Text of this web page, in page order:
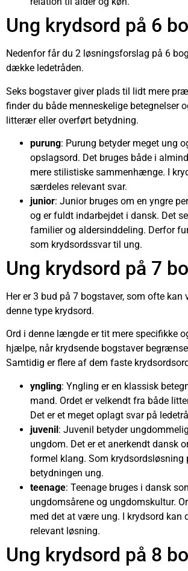
Ung krydsord på 6
Nedenfor får du 2 løsningsforslag på 6
dække ledetråden.
Seks bogstaver giver plads til lidt mere
finder du både menneskelige betegnelser
litterær eller overført betydning.
purung: Purung betyder meget ung
opslagsord. Det bruges både i
mere stilistiske sammenhænge. I
særdeles relevant svar.
junior: Junior bruges om en yngre
og er fuldt indarbejdet i dansk. Det
familier og aldersinddeling. Derfor
som krydsordssvar til ung.
Ung krydsord på 7
Her er 3 bud på 7 bogstaver, som ofte
denne type krydsord.
Ord i denne længde er tit mere specifikke
hjælpe, når krydsende bogstaver
Samtidig er flere af dem faste
yngling: Yngling er en klassisk
mand. Ordet er velkendt fra både
Det er et meget oplagt svar på
juvenil: Juvenil betyder
ungdom. Det er et anerkendt dansk
formel klang. Som krydsordsløsning
betydningen ung.
teenage: Teenage bruges i dansk
ungdomsårene og ungdomskultur.
med det at være ung. I krydsord kan
relevant løsning.
Ung krydsord på 8